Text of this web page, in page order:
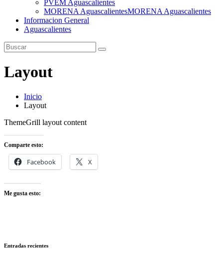
PVEM Aguascalientes
MORENA AguascalientesMORENA Aguascalientes
Informacion General
Aguascalientes
Layout
Inicio
Layout
ThemeGrill layout content
Comparte esto:
Facebook X
Me gusta esto:
Entradas recientes